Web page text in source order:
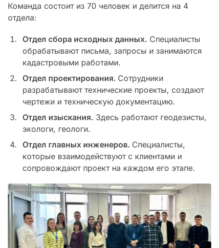
Команда состоит из 70 человек и делится на 4
отдела:
Отдел сбора исходных данных. Специалисты
обрабатывают письма, запросы и занимаются
кадастровыми работами.
Отдел проектирования. Сотрудники
разрабатывают технические проекты, создают
чертежи и техническую документацию.
Отдел изыскания. Здесь работают геодезисты,
экологи, геологи.
Отдел главных инженеров. Специалисты,
которые взаимодействуют с клиентами и
сопровождают проект на каждом его этапе.